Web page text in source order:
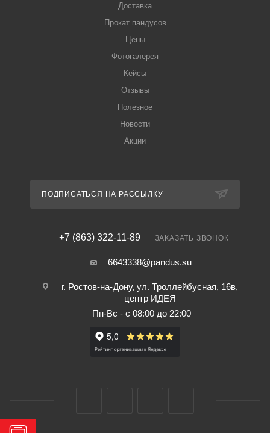
Доставка
Прокат пандусов
Цены
Фотогалерея
Кейсы
Отзывы
Полезное
Новости
Акции
ПОДПИСАТЬСЯ НА РАССЫЛКУ
+7 (863) 322-11-89 ЗАКАЗАТЬ ЗВОНОК
6643338@pandus.su
г. Ростов-на-Дону, ул. Троллейбусная, 16в,
центр ИДЕЯ
Пн-Вс - с 08:00 до 22:00